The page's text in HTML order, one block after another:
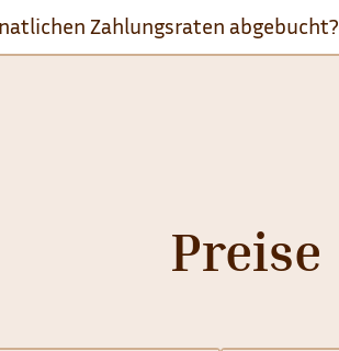
Zahlungsraten abgebucht?
Preise